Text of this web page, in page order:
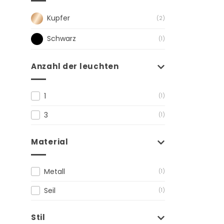
Kupfer (2)
Schwarz (1)
Anzahl der leuchten
1 (1)
3 (1)
Material
Metall (1)
Seil (1)
Stil